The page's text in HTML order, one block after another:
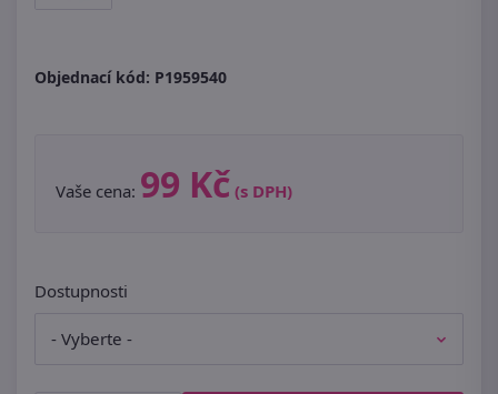
Objednací kód: P1959540
Vaše cena: 99 Kč (s DPH)
Dostupnosti